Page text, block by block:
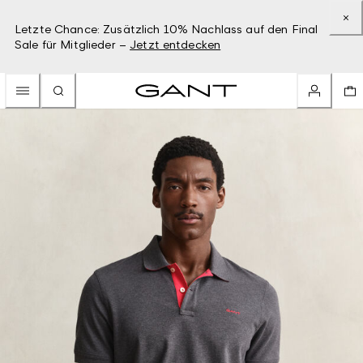
Letzte Chance: Zusätzlich 10% Nachlass auf den Final
Sale für Mitglieder – Jetzt entdecken